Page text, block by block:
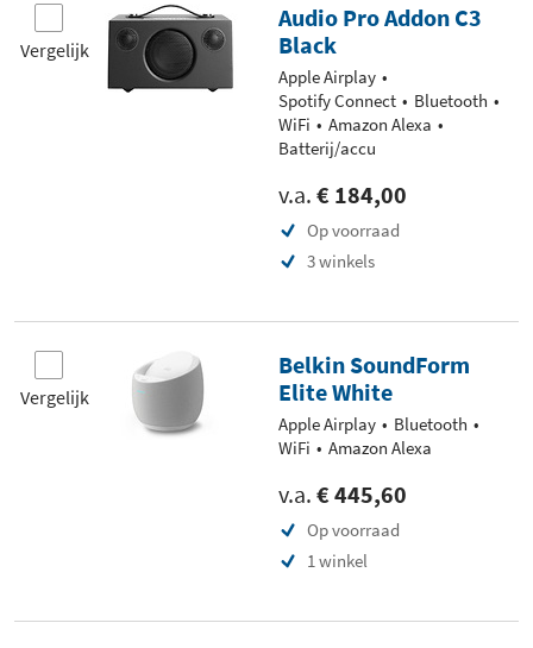
Vergelijk
Audio Pro Addon C3
Black
Apple Airplay
Spotify Connect
Bluetooth
WiFi
Amazon Alexa
Batterij/accu
v.a. € 184,00
Op voorraad
3 winkels
Vergelijk
Belkin SoundForm
Elite White
Apple Airplay
Bluetooth
WiFi
Amazon Alexa
v.a. € 445,60
Op voorraad
1 winkel